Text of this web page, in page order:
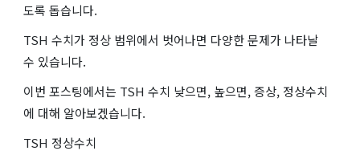
도록 돕습니다.
TSH 수치가 정상 범위에서 벗어나면 다양한 문제가 나타날
수 있습니다.
이번 포스팅에서는 TSH 수치 낮으면, 높으면, 증상, 정상수치
에 대해 알아보겠습니다.
TSH 정상수치